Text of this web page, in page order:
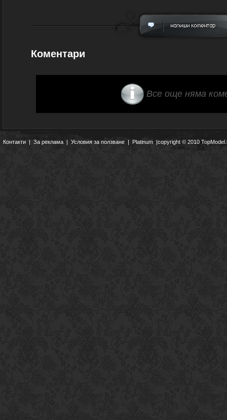
Коментари
Все още няма
Контакти|За реклама | Условия за ползване | Platinum |copyright © 2010